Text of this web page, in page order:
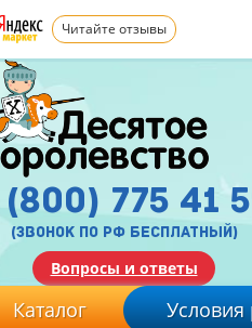
Читайте отзывы
775 41
(звонок по рф бесплатный)
Вопросы и ответы
Каталог Условия